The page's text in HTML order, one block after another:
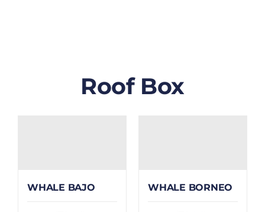
Roof Box
WHALE BAJO WHALE BORNEO